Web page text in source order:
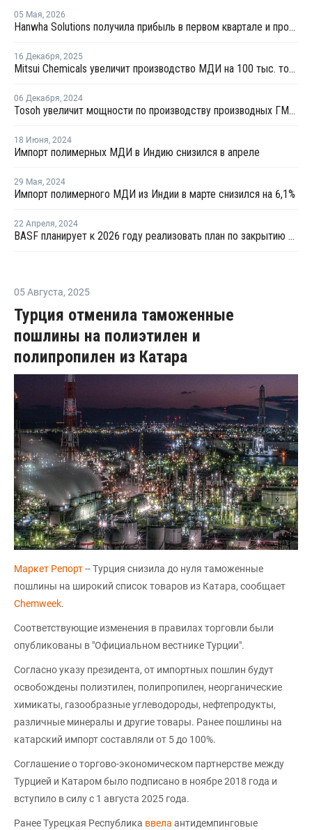
05 Мая, 2026
Hanwha Solutions получила прибыль в первом квартале и прогнозирует рост прибыли далее
16 Декабря, 2025
Mitsui Chemicals увеличит производство МДИ на 100 тыс. тонн в год
06 Декабря, 2024
Tosoh увеличит мощности по производству производных ГМДИ в Японии
18 Июня, 2024
Импорт полимерных МДИ в Индию снизился в апреле
29 Мая, 2024
Импорт полимерного МДИ из Индии в марте снизился на 6,1%
22 Апреля, 2024
BASF планирует к 2026 году реализовать план по закрытию некоторых мощностей в Людвигсхафене
05 Августа, 2025
Турция отменила таможенные
пошлины на полиэтилен и
полипропилен из Катара
Маркет Репорт-- Турция снизила до нуля таможенные
пошлины на широкий список товаров из Катара, сообщает
Chemweek.
Соответствующие изменения в правилах торговли были
опубликованы в "Официальном вестнике Турции".
Согласно указу президента, от импортных пошлин будут
освобождены полиэтилен, полипропилен, неорганические
химикаты, газообразные углеводороды, нефтепродукты,
различные минералы и другие товары. Ранее пошлины на
катарский импорт составляли от 5 до 100%.
Соглашение о торгово-экономическом партнерстве между
Турцией и Катаром было подписано в ноябре 2018 года и
вступило в силу с 1 августа 2025 года.
Ранее Турецкая Республика ввела антидемпинговые